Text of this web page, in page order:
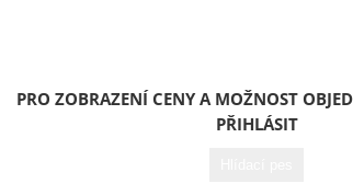
PRO ZOBRAZENÍ CENY A MOŽNOST
PŘIHLÁSIT